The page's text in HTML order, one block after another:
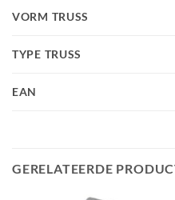
VORM TRUSS
TYPE TRUSS
EAN
GERELATEERDE